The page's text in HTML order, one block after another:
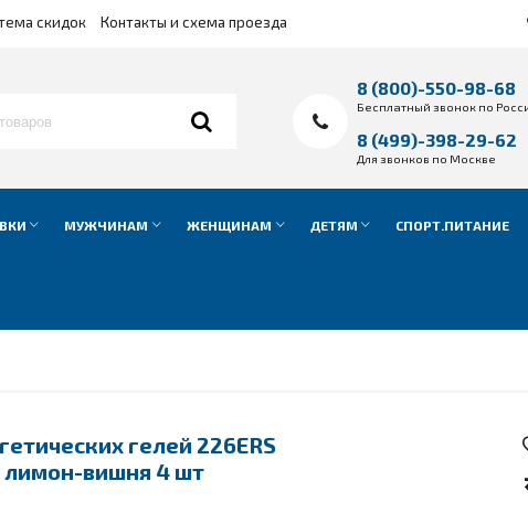
скидок Контакты и схема проезда
8 (800)-550-98-68
Бесплатный звонок по
8 (499)-398-29-62
Для звонков по Москве
МУЖЧИНАМ ЖЕНЩИНАМ ДЕТЯМ СПОРТ.ПИТАНИЕ
гелей 226ERS
лимон-вишня 4 шт